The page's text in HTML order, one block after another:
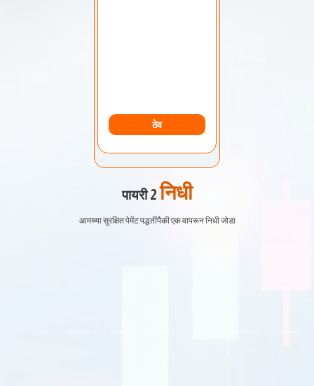
ठेव
पायरी 2 निधी
आमच्या सुरक्षित पेमेंट पद्धतींपैकी एक वापरून निधी जोडा